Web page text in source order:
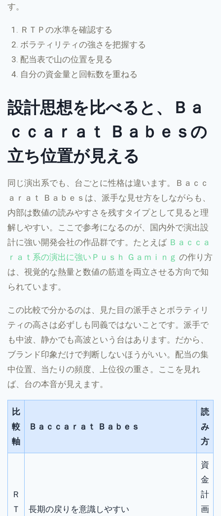
す。
ＲＴＰの水準を確認する
ボラティリティの強さを把握する
配当表で山の位置を見る
自分の資金量と回転数を重ねる
設計思想を比べると、Ｂａ
ｃｃａｒａｔ Ｂａｂｅｓの
立ち位置が見える
同じ演出系でも、台ごとに性格は違います。Ｂａｃｃ
ａｒａｔ Ｂａｂｅｓは、派手な見せ方をしながらも、
内部は数値の読みやすさを残すタイプとして見ると理
解しやすい。ここで参考になるのが、国内外で演出設
計に強い開発会社の作品群です。たとえば Ｂａｃｃａ
ｒａｔ系の演出に強いＰｕｓｈ Ｇａｍｉｎｇ の作り方
は、視覚的な熱量と数値の筋道を両立させる方向で知
られています。
この比較で分かるのは、見た目の派手さとボラティリ
ティの高さは必ずしも同義ではないことです。派手で
も中波、静かでも高波という台はあります。だから、
ブランド印象だけで判断しないほうがいい。配当の集
中位置、当たりの頻度、上位役の重さ。ここを見れ
ば、台の本音が見えます。
比
較
軸
Ｂａｃｃａｒａｔ Ｂａｂｅｓ
読
み
方
Ｒ
Ｔ
長期の戻りを意識しやすい
資
金
計
画